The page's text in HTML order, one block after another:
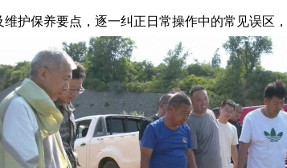
护保养要点，逐一纠正日常操作中的常见误区